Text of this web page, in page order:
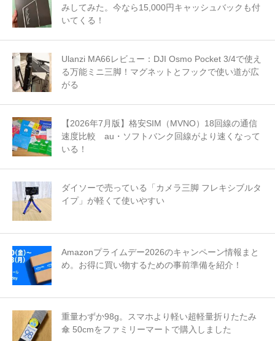
みしてみた。今なら15,000円キャッシュバックも付
いてくる！
Ulanzi MA66レビュー：DJI Osmo Pocket 3/4で使え
る万能ミニ三脚！マグネットとフックで使い道が広
がる
【2026年7月版】格安SIM（MVNO）18回線の通信
速度比較 au・ソフトバンク回線がより速くなって
いる！
ダイソーで売っている「カメラ三脚 フレキシブルタ
イプ」が軽くて使いやすい
Amazonプライムデー2026のキャンペーン情報まと
め。お得に買い物するための事前準備を紹介！
重量わずか98g。スマホより軽い超軽量折りたたみ
傘 50cmをファミリーマートで購入しました